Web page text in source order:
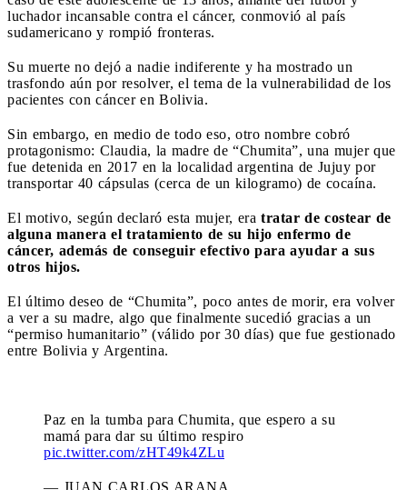
luchador incansable contra el cáncer, conmovió al país
sudamericano y rompió fronteras.
Su muerte no dejó a nadie indiferente y ha mostrado un
trasfondo aún por resolver, el tema de la vulnerabilidad de los
pacientes con cáncer en Bolivia.
Sin embargo, en medio de todo eso, otro nombre cobró
protagonismo: Claudia, la madre de “Chumita”, una mujer que
fue detenida en 2017 en la localidad argentina de Jujuy por
transportar 40 cápsulas (cerca de un kilogramo) de cocaína.
El motivo, según declaró esta mujer, era tratar de costear de
alguna manera el tratamiento de su hijo enfermo de
cáncer, además de conseguir efectivo para ayudar a sus
otros hijos.
El último deseo de “Chumita”, poco antes de morir, era volver
a ver a su madre, algo que finalmente sucedió gracias a un
“permiso humanitario” (válido por 30 días) que fue gestionado
entre Bolivia y Argentina.
Paz en la tumba para Chumita, que espero a su
mamá para dar su último respiro
pic.twitter.com/zHT49k4ZLu
— JUAN CARLOS ARANA